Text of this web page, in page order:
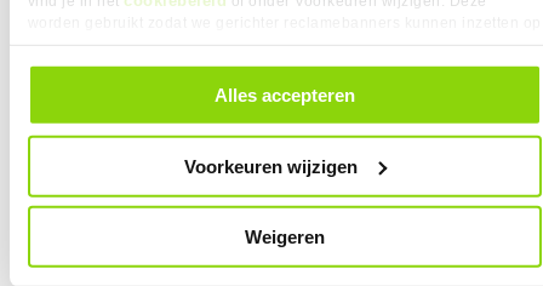
alle cookies. Je kunt je gegeven toestemming altijd intrekken, dit doe je
door in de footer van onze website te klikken op ‘Cookievoorkeuren’
Alles accepteren
Voorkeuren wijzigen
Weigeren
❮
2.4 GHz
✓︎
Eigenschap Waarde
Kabellengte 1.20 m
Eigenschap Waarde
Bluetooth
✓︎
✓︎
Eigenschap Waarde
Accu gestuurd
✓︎